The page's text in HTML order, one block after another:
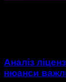
Аналіз
нюанси